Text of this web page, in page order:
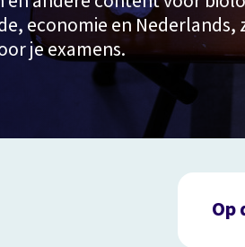
economie en Nederlands,
je examens.
Op